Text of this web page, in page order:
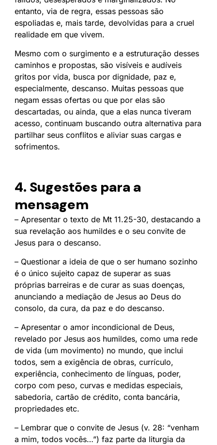
entanto, via de regra, essas pessoas são
espoliadas e, mais tarde, devolvidas para a cruel
realidade em que vivem.
Mesmo com o surgimento e a estruturação desses
caminhos e propostas, são visíveis e audíveis
gritos por vida, busca por dignidade, paz e,
especialmente, descanso. Muitas pessoas que
negam essas ofertas ou que por elas são
descartadas, ou ainda, que a elas nunca tiveram
acesso, continuam buscando outra alternativa para
partilhar seus conflitos e aliviar suas cargas e
sofrimentos.
4. Sugestões para a
mensagem
– Apresentar o texto de Mt 11.25-30, destacando a
sua revelação aos humildes e o seu convite de
Jesus para o descanso.
– Questionar a ideia de que o ser humano sozinho
é o único sujeito capaz de superar as suas
próprias barreiras e de curar as suas doenças,
anunciando a mediação de Jesus ao Deus do
consolo, da cura, da paz e do descanso.
– Apresentar o amor incondicional de Deus,
revelado por Jesus aos humildes, como uma rede
de vida (um movimento) no mundo, que inclui
todos, sem a exigência de obras, currículo,
experiência, conhecimento de línguas, poder,
corpo com peso, curvas e medidas especiais,
sabedoria, cartão de crédito, conta bancária,
propriedades etc.
– Lembrar que o convite de Jesus (v. 28: “venham
a mim, todos vocês…”) faz parte da liturgia da